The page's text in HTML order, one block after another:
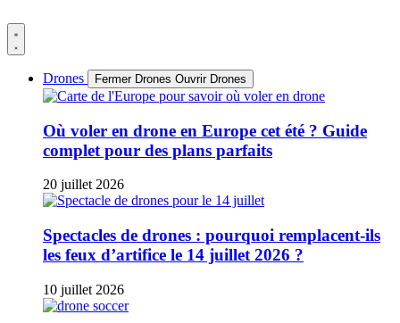
au
contenu
Drones Fermer Drones Ouvrir Drones
Où voler en drone en Europe cet été ? Guide
complet pour des plans parfaits
20 juillet 2026
Spectacles de drones : pourquoi remplacent-ils
les feux d’artifice le 14 juillet 2026 ?
10 juillet 2026